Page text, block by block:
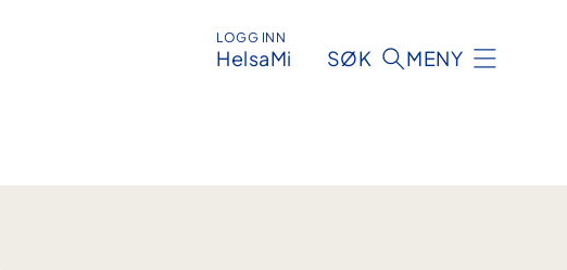
LOGG INN
HelsaMi SØK MENY